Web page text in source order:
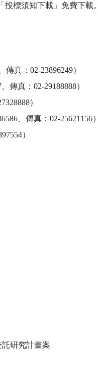
標須知下載」免費下載。
真：02-23896249）
傳真：02-29188888）
）
、傳真：02-25621156）
）
研究計畫案